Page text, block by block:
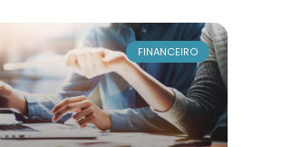
FINANCEIRO